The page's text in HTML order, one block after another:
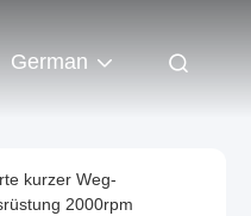
German
kurzer Weg-
2000rpm